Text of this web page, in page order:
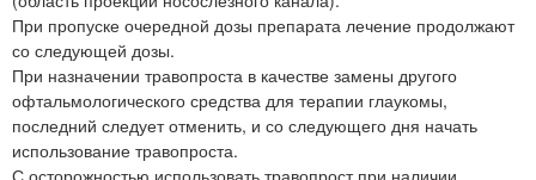
При пропуске очередной дозы препарата лечение продолжают
со следующей дозы.
При назначении травопроста в качестве замены другого
офтальмологического средства для терапии глаукомы,
последний следует отменить, и со следующего дня начать
использование травопроста.
С осторожностью использовать травопрост при наличии